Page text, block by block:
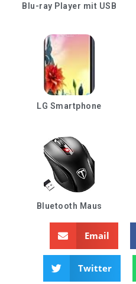
Blu-ray Player mit USB
LG Smartphone
Bluetooth Maus
Email
Twitter